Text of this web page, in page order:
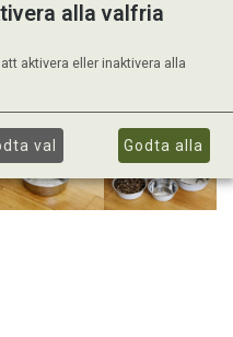
alla valfria
aktivera eller inaktivera alla
val Godta alla